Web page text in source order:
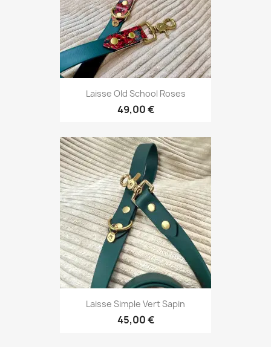
Laisse Old School Roses
49,00 €
Laisse Simple Vert Sapin
45,00 €